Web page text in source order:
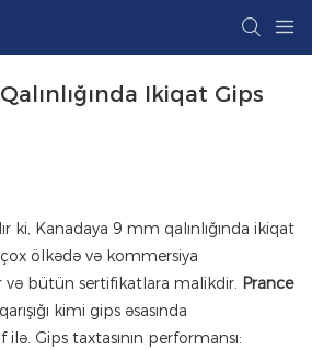
Ikiqat Gips
ki, Kanadaya 9 mm qalınlığında ikiqat
ölkədə və kommersiya
və bütün sertifikatlara malikdir. Prance
kimi gips əsasında
ilə. Gips taxtasının performansı: